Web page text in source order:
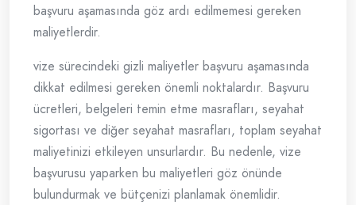
başvuru aşamasında göz ardı edilmemesi gereken
maliyetlerdir.
vize sürecindeki gizli maliyetler başvuru aşamasında
dikkat edilmesi gereken önemli noktalardır. Başvuru
ücretleri, belgeleri temin etme masrafları, seyahat
sigortası ve diğer seyahat masrafları, toplam seyahat
maliyetinizi etkileyen unsurlardır. Bu nedenle, vize
başvurusu yaparken bu maliyetleri göz önünde
bulundurmak ve bütçenizi planlamak önemlidir.